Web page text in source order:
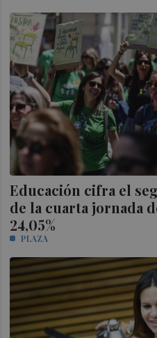
Educación cifra el
de la cuarta jornada
24,05%
PLAZA